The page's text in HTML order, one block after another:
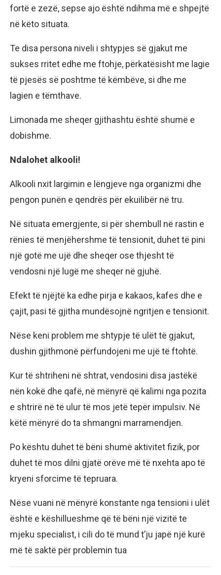
fortë e zezë, sepse ajo është ndihma më e shpejtë
në këto situata.
Te disa persona niveli i shtypjes së gjakut me
sukses rritet edhe me ftohje, përkatësisht me lagie
të pjesës së poshtme të këmbëve, si dhe me
lagien e tëmthave.
Limonada me sheqer gjithashtu është shumë e
dobishme.
Ndalohet alkooli!
Alkooli nxit largimin e lëngjeve nga organizmi dhe
pengon punën e qendrës për ekuilibër në tru.
Në situata emergjente, si për shembull në rastin e
rënies të menjëhershme të tensionit, duhet të pini
një gotë me ujë dhe sheqer ose thjesht të
vendosni një lugë me sheqer në gjuhë.
Efekt të njëjtë ka edhe pirja e kakaos, kafes dhe e
çajit, pasi të gjitha mundësojnë ngritjen e tensionit.
Nëse keni problem me shtypje të ulët të gjakut,
dushin gjithmonë përfundojeni me ujë të ftohtë.
Kur të shtriheni në shtrat, vendosini disa jastëkë
nën kokë dhe qafë, në mënyrë që kalimi nga pozita
e shtrirë në të ulur të mos jetë tepër impulsiv. Në
këtë mënyrë do ta shmangni marramendjen.
Po kështu duhet të bëni shumë aktivitet fizik, por
duhet të mos dilni gjatë orëve më të nxehta apo të
kryeni sforcime të tepruara.
Nëse vuani në mënyrë konstante nga tensioni i ulët
është e këshillueshme që të bëni një vizitë te
mjeku specialist, i cili do të mund t’ju japë një kurë
më të saktë për problemin tua